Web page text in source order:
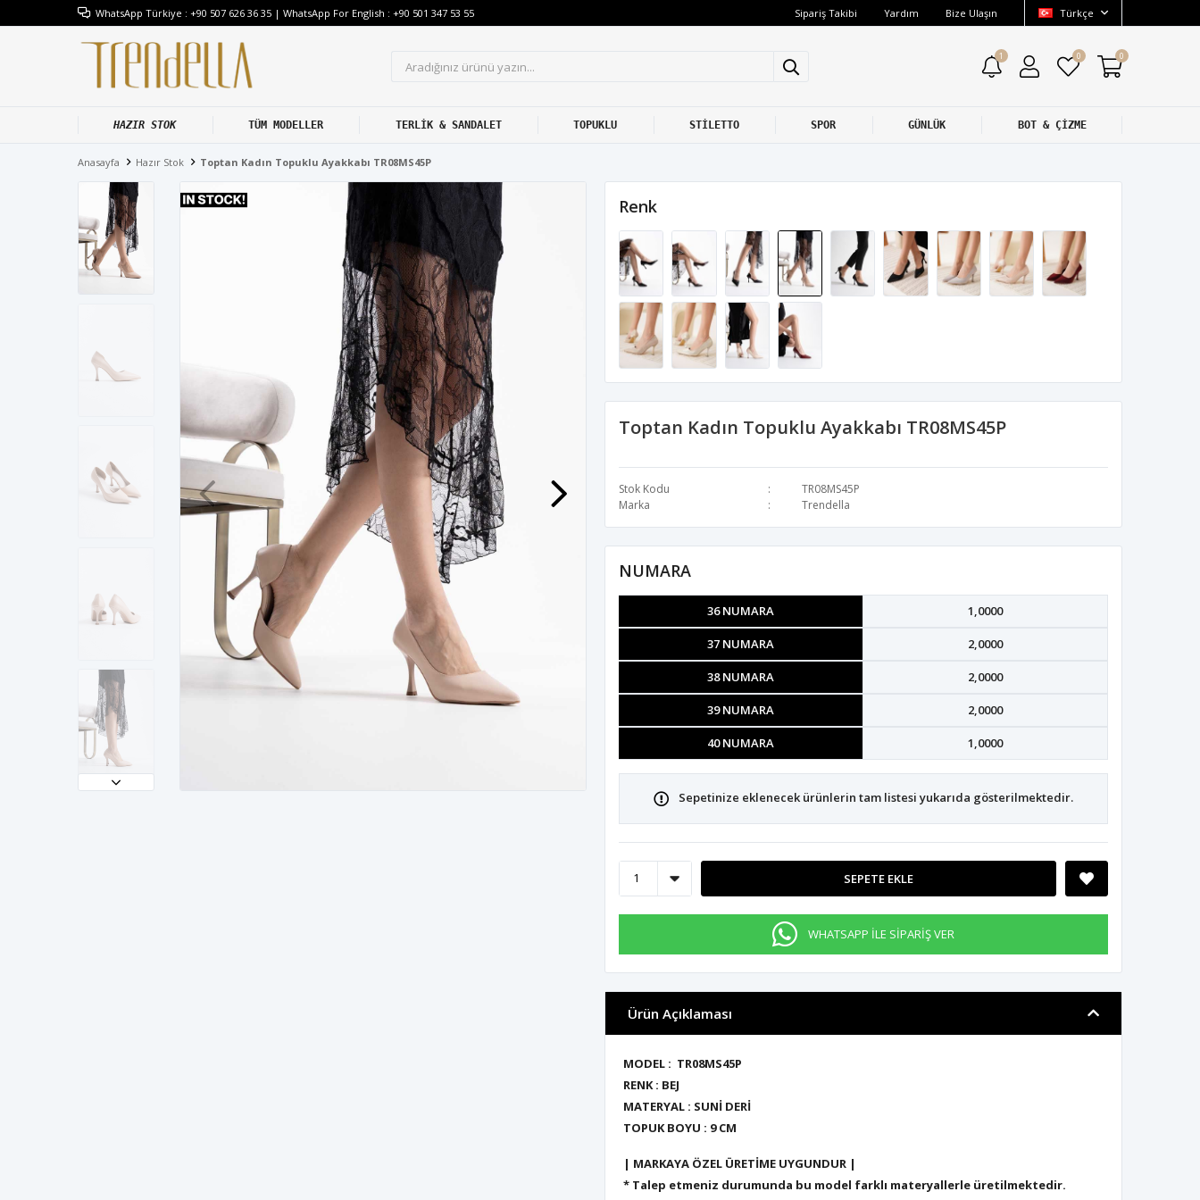
WhatsApp Türkiye : +90 507 626 36 35 | WhatsApp For English : +90 501 347 53 55 Sipariş Takibi Yardım Bize Ulaşın Türkçe
1 0 0
HAZIR STOK TÜM MODELLER TERLİK & SANDALET TOPUKLU STİLETTO SPOR GÜNLÜK BOT & ÇİZME
Anasayfa Hazır Stok Toptan Kadın Topuklu Ayakkabı TR08MS45P
Toptan Kadın Topuklu Ayakkabı TR08MS45P
Stok Kodu
TR08MS45P
Marka
Trendella
Renk
NUMARA
36 NUMARA 1,0000
37 NUMARA 2,0000
38 NUMARA 2,0000
39 NUMARA 2,0000
40 NUMARA 1,0000
Sepetinize eklenecek ürünlerin tam listesi yukarıda gösterilmektedir.
SEPETE EKLE
WHATSAPP İLE SİPARİŞ VER
Ürün Açıklaması
MODEL : TR08MS45P
RENK : BEJ
MATERYAL : SUNİ DERİ
TOPUK BOYU : 9 CM
| MARKAYA ÖZEL ÜRETİME UYGUNDUR |
* Talep etmeniz durumunda bu model farklı materyallerle üretilmektedir.